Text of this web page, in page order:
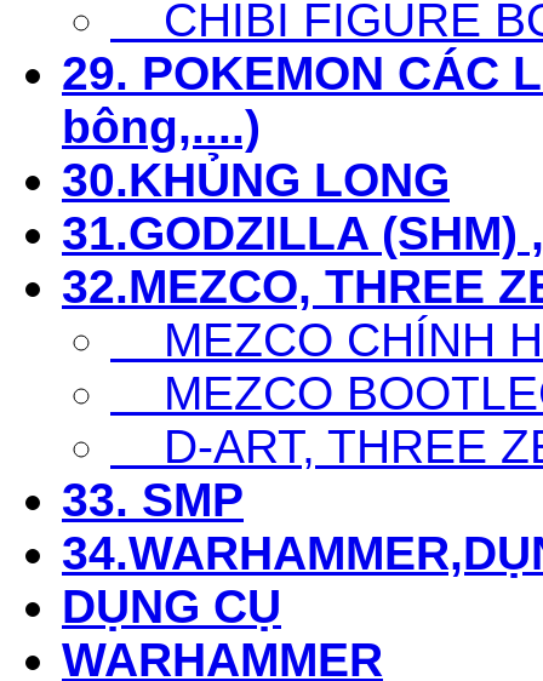
CHIBI FIGURE
29. POKEMON CÁC
bông,....)
30.KHỦNG LONG
31.GODZILLA (SHM)
32.MEZCO, THREE
MEZCO CHÍNH
MEZCO
D-ART, THREE
33. SMP
DỤNG CỤ
WARHAMMER